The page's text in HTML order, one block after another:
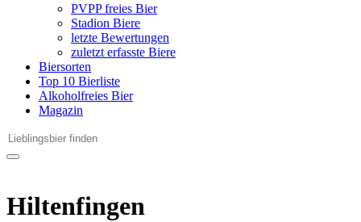
PVPP freies Bier
Stadion Biere
letzte Bewertungen
zuletzt erfasste Biere
Biersorten
Top 10 Bierliste
Alkoholfreies Bier
Magazin
Hiltenfingen